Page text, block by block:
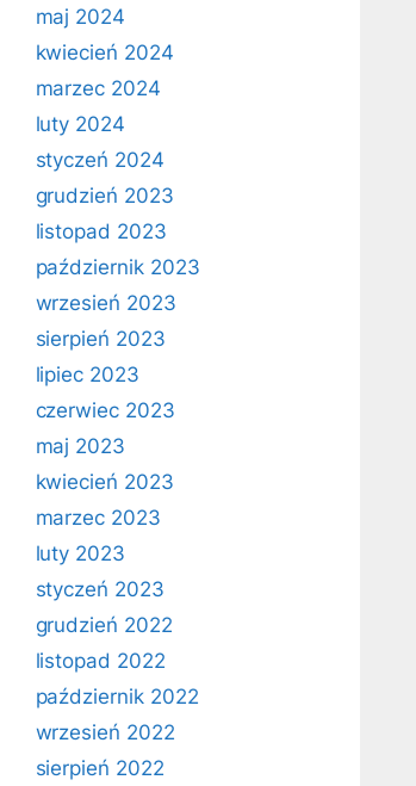
maj 2024
kwiecień 2024
marzec 2024
luty 2024
styczeń 2024
grudzień 2023
listopad 2023
październik 2023
wrzesień 2023
sierpień 2023
lipiec 2023
czerwiec 2023
maj 2023
kwiecień 2023
marzec 2023
luty 2023
styczeń 2023
grudzień 2022
listopad 2022
październik 2022
wrzesień 2022
sierpień 2022